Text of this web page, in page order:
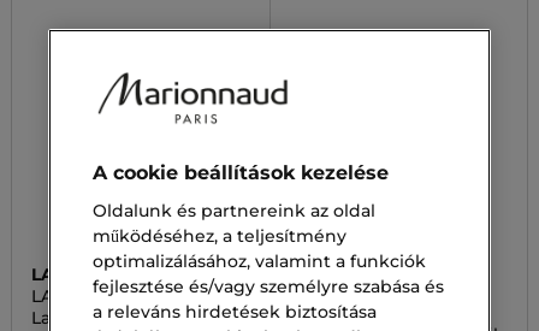
LANCÔME
LASH IDÔLE
Lash Idôle Curl Goddess
LANCÔME
LASH IDÔLE
Midi Lash Idôle Curl
A cookie beállítások kezelése
Oldalunk és partnereink az oldal
működéséhez, a teljesítmény
optimalizálásához, valamint a funkciók
fejlesztése és/vagy személyre szabása és
a releváns hirdetések biztosítása